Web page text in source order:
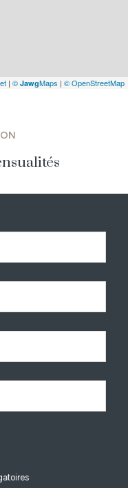
| © JawgMaps | © OpenStreetMap